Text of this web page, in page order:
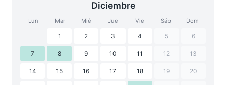
Diciembre
Lun Mar Mié Jue Vie Sáb Dom
1 2 3 4 5 6
7 8 9 10 11 12 13
14 15 16 17 18 19 20